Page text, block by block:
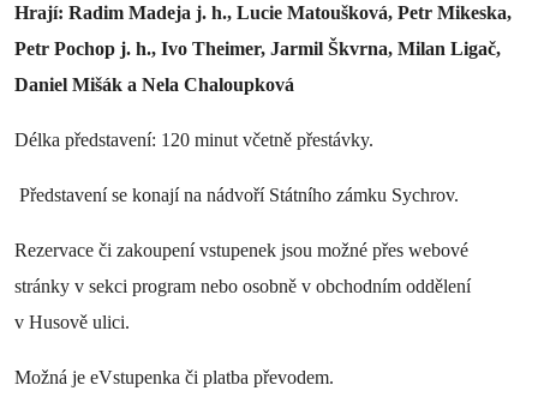
Hrají: Radim Madeja j. h., Lucie Matoušková, Petr Mikeska,
Petr Pochop j. h., Ivo Theimer, Jarmil Škvrna, Milan Ligač,
Daniel Mišák a Nela Chaloupková
Délka představení: 120 minut včetně přestávky.
Představení se konají na nádvoří Státního zámku Sychrov.
Rezervace či zakoupení vstupenek jsou možné přes webové
stránky v sekci program nebo osobně v obchodním oddělení
v Husově ulici.
Možná je eVstupenka či platba převodem.